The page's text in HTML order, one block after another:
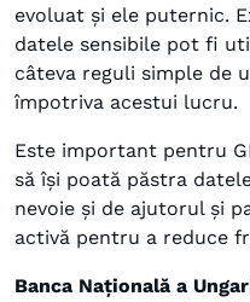
evoluat și ele puternic.
datele sensibile pot fi
câteva reguli simple de
împotriva acestui lucru.
Este important pentru
să își poată păstra
nevoie și de ajutorul și
activă pentru a reduce
Banca Națională a